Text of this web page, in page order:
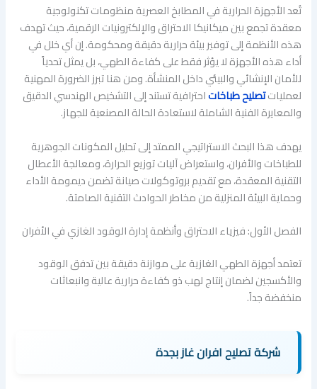
تُعد الأجهزة الحرارية في المطابخ العصرية منظومات تكنولوجية
معقدة تجمع بين ميكانيكا الاحتراق والإلكترونيات الرقمية، حيث تهدف
هذه الأنظمة إلى توفير بيئة حرارية دقيقة ومحكومة. إن أي خلل في
أداء هذه الأجهزة لا يؤثر فقط على كفاءة الطهي، بل يمثل تحدياً
للأمان الإنشائي والبيئي داخل المنشأة. ومن هنا تبرز الضرورة المهنية
لعملياتتصليح طباخاتاحترافية تستند إلى التشخيص الهندسي الدقيق
والمعايرة الفنية الشاملة لاستعادة الحالة المصنعية للجهاز.
يهدف هذا البحث الاستراتيجي الممتد إلى تحليل المكونات الجوهرية
للطباخات والأفران، واستعراض آليات توزيع الحرارة، ومعالجة الأعطال
التقنية المعقدة، مع تقديم بروتوكولات صيانة تضمن ديمومة الأداء
وحماية البيئة المنزلية من مخاطر الحوادث التقنية الصامتة.
الفصل الأول: فيزياء الاحتراق وأنظمة إدارة الوقود الغازي في الأفران
تعتمد أجهزة الطهي الغازية على موازنة دقيقة بين تدفق الوقود
والأكسجين لضمان إنتاج لهب ذو كفاءة حرارية عالية وانبعاثات
منخفضة جداً.
شركة تصليح افران غاز بجدة